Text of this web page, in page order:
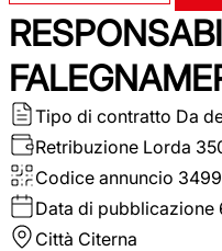
Tipo di contratto Da
Retribuzione Lorda
Codice annuncio
Data di pubblicazione
Città Citerna